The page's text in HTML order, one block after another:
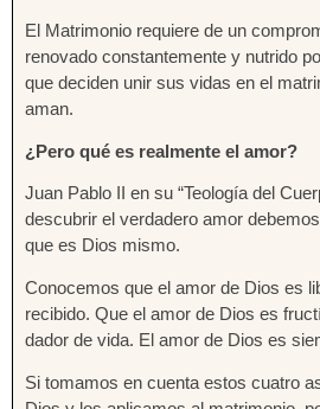
El Matrimonio requiere de un
renovado constantemente y nutrido
que deciden unir sus vidas en el
aman.
¿Pero qué es realmente el amor?
Juan Pablo II en su “Teología del
descubrir el verdadero amor
que es Dios mismo.
Conocemos que el amor de Dios es
recibido. Que el amor de Dios es
dador de vida. El amor de Dios es
Si tomamos en cuenta estos cuatro